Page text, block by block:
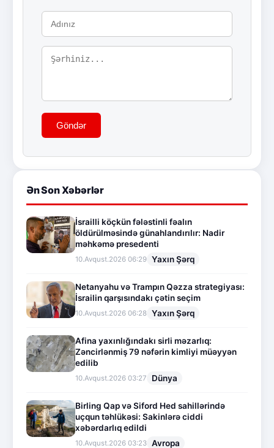
Göndər
Ən Son Xəbərlər
İsrailli köçkün fələstinli fəalın
öldürülməsində günahlandırılır: Nadir
məhkəmə presedenti
10.Avqust.2026 06:29 Yaxın Şərq
Netanyahu və Trampın Qəzza strategiyası:
İsrailin qarşısındakı çətin seçim
10.Avqust.2026 06:28 Yaxın Şərq
Afina yaxınlığındakı sirli məzarlıq:
Zəncirlənmiş 79 nəfərin kimliyi müəyyən
edilib
10.Avqust.2026 03:27 Dünya
Birling Qap və Siford Hed sahillərində
uçqun təhlükəsi: Sakinlərə ciddi
xəbərdarlıq edildi
10.Avqust.2026 03:23 Avropa